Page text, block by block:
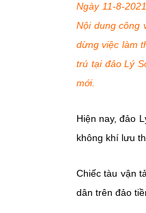
Ngày 11-8-
Nội dung công
dừng việc làm
trú tại đảo Lý
mới.
Hiện nay, đảo
không khí lưu
Chiếc tàu vận
dân trên đảo